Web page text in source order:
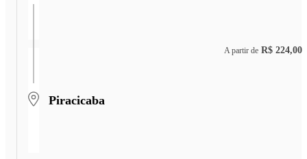
Piracicaba
A partir de R$ 224,00